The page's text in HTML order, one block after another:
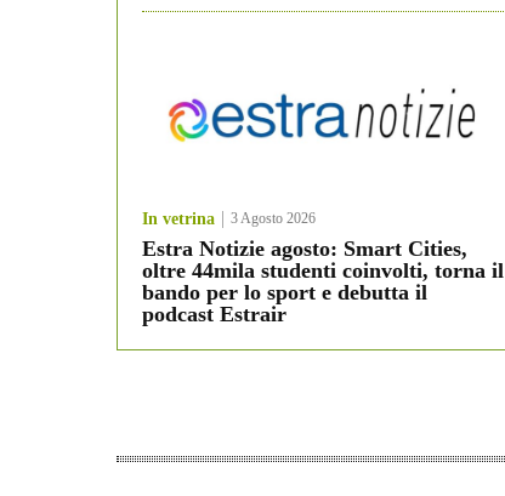
In vetrina 3 Agosto 2026
Estra Notizie agosto: Smart Cities,
oltre 44mila studenti coinvolti, torna il
bando per lo sport e debutta il
podcast Estrair